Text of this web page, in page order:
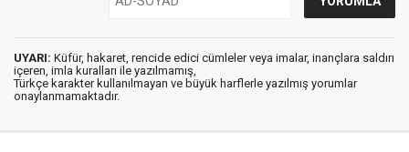
UYARI: Küfür, hakaret, rencide edici cümleler veya imalar, inançlara saldırı
içeren, imla kuralları ile yazılmamış,
Türkçe karakter kullanılmayan ve büyük harflerle yazılmış yorumlar
onaylanmamaktadır.